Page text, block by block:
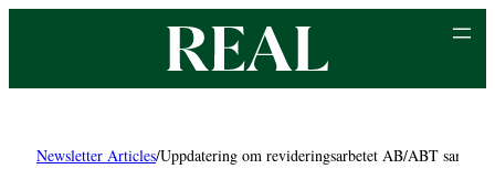
innehåll
Newsletter Articles/Uppdatering om revideringsarbetet AB/ABT samt